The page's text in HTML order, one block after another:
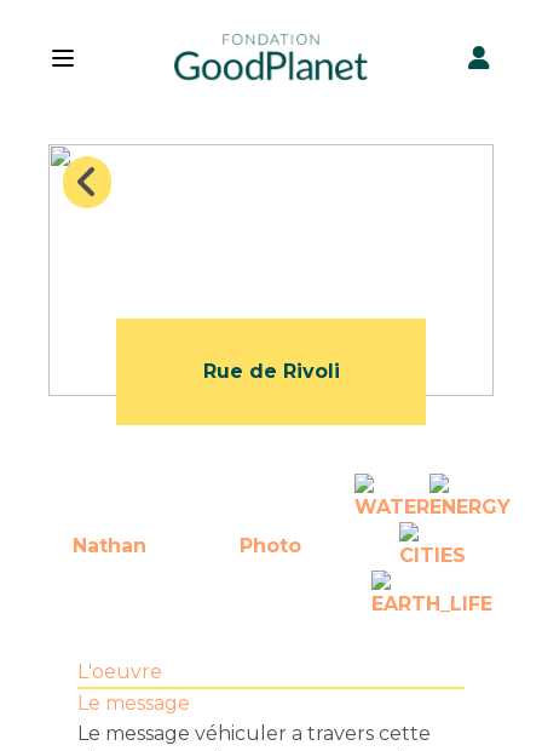
Open main menu
Rue de Rivoli
Nathan Photo
L'oeuvre
Le message
Le message véhiculer a travers cette